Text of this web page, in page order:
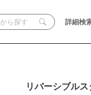
詳細検
リバーシブル